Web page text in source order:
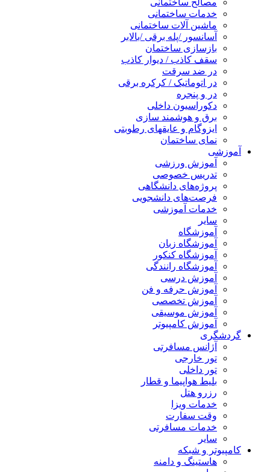
مصالح ساختمانی
خدمات ساختمانی
ماشین آلات ساختمانی
آسانسور /پله برقی /بالابر
بازسازی ساختمان
سقف کاذب / دیوار کاذب
در ضد سرقت
در اتوماتیک / کرکره برقی
در و پنجره
دکوراسیون داخلی
برق و هوشمند سازی
ایزوگام و عایقهای رطوبتی
نمای ساختمان
آموزشی
آموزش ورزشی
تدریس خصوصی
پروژه‌های دانشگاهی
فرصت‌های دانشجویی
خدمات آموزشی
سایر
آموزشگاه
آموزشگاه زبان
آموزشگاه کنکور
آموزشگاه رانندگی
آموزش درسی
آموزش حرفه و فن
آموزش تخصصی
آموزش موسیقی
آموزش کامپیوتر
گردشگری
آژانس مسافرتی
تور خارجی
تور داخلی
بلیط هواپیما و قطار
رزرو هتل
خدمات ویزا
وقت سفارت
خدمات مسافرتی
سایر
کامپیوتر و شبکه
هاستینگ و دامنه